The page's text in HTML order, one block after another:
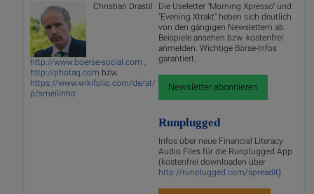
Christian Drastil
http://www.boerse-social.com
http://photaq.com bzw.
https://www.wikifolio.com/de/at/
p/smeilinho
Die Useletter "Morning Xpresso" und
"Evening Xtrakt" heben sich deutlich
von den gängigen Newslettern ab.
Beispiele ansehen bzw. kostenfrei
anmelden. Wichtige Börse-Infos
garantiert.
Newsletter abonnieren
Runplugged
Infos über neue Financial Literacy
Audio Files für die Runplugged App
(kostenfrei downloaden über
http://runplugged.com/spreadit)